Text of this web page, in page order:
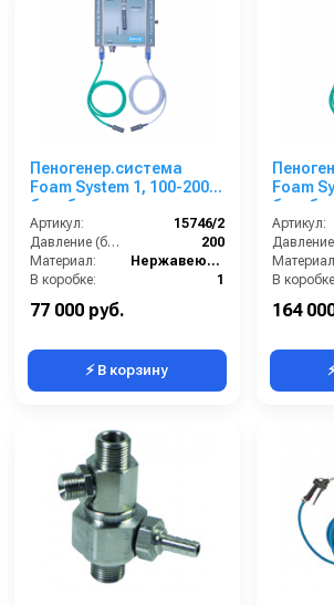
Пеногенер.система
Foam System 1, 100-200
бар, без подачи
воздуха, на 2 ср-ва БРС
БРС
Артикул:
15746/2
Давление (бар):
200
Материал:
Нержавеющая сталь
В коробке:
1
77 000 руб.
⚡ В корзину
Foam
бар,
ш. 3/8ш.
Артикул:
В
164